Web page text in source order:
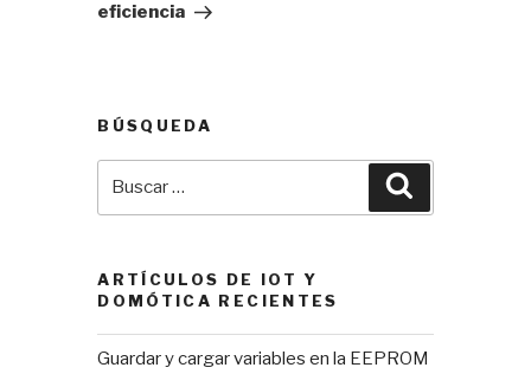
eficiencia
BÚSQUEDA
ARTÍCULOS DE IOT Y
DOMÓTICA RECIENTES
Guardar y cargar variables en la EEPROM